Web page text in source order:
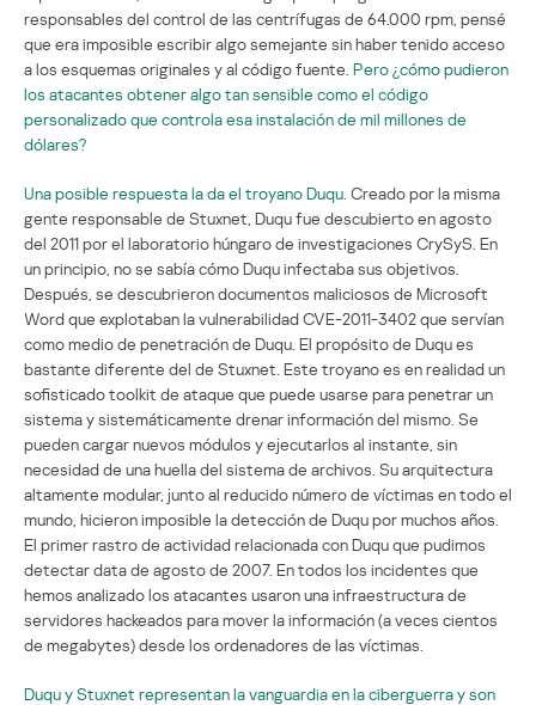
responsables del control de las centrífugas de 64.000 rpm, pensé
que era imposible escribir algo semejante sin haber tenido acceso
a los esquemas originales y al código fuente. Pero ¿cómo pudieron
los atacantes obtener algo tan sensible como el código
personalizado que controla esa instalación de mil millones de
dólares?
Una posible respuesta la da el troyano Duqu. Creado por la misma
gente responsable de Stuxnet, Duqu fue descubierto en agosto
del 2011 por el laboratorio húngaro de investigaciones CrySyS. En
un principio, no se sabía cómo Duqu infectaba sus objetivos.
Después, se descubrieron documentos maliciosos de Microsoft
Word que explotaban la vulnerabilidad CVE-2011-3402 que servían
como medio de penetración de Duqu. El propósito de Duqu es
bastante diferente del de Stuxnet. Este troyano es en realidad un
sofisticado toolkit de ataque que puede usarse para penetrar un
sistema y sistemáticamente drenar información del mismo. Se
pueden cargar nuevos módulos y ejecutarlos al instante, sin
necesidad de una huella del sistema de archivos. Su arquitectura
altamente modular, junto al reducido número de víctimas en todo el
mundo, hicieron imposible la detección de Duqu por muchos años.
El primer rastro de actividad relacionada con Duqu que pudimos
detectar data de agosto de 2007. En todos los incidentes que
hemos analizado los atacantes usaron una infraestructura de
servidores hackeados para mover la información (a veces cientos
de megabytes) desde los ordenadores de las víctimas.
Duqu y Stuxnet representan la vanguardia en la ciberguerra y son